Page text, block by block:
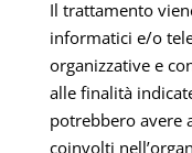
Il trattamento
informatici e/o
organizzative e
alle finalità
potrebbero avere
coinvolti